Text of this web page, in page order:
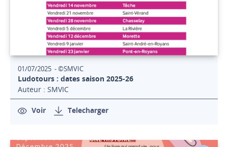
01/07/2025 - ©SMVIC
Ludotours : dates saison 2025-26
Auteur : SMVIC
Voir Telecharger